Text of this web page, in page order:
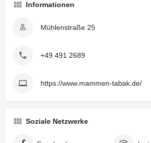
Informationen
Mühlenstraße 25
+49 491 2689
https://www.mammen-tabak.de/
Soziale Netzwerke